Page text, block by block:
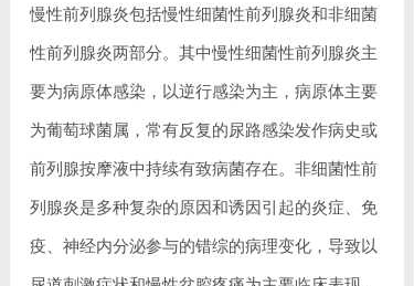
慢性前列腺炎包括慢性细菌性前列腺炎和非细菌
性前列腺炎两部分。其中慢性细菌性前列腺炎主
要为病原体感染，以逆行感染为主，病原体主要
为葡萄球菌属，常有反复的尿路感染发作病史或
前列腺按摩液中持续有致病菌存在。非细菌性前
列腺炎是多种复杂的原因和诱因引起的炎症、免
疫、神经内分泌参与的错综的病理变化，导致以